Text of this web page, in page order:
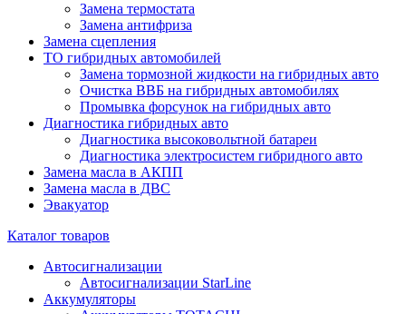
Замена термостата
Замена антифриза
Замена сцепления
ТО гибридных автомобилей
Замена тормозной жидкости на гибридных авто
Очистка ВВБ на гибридных автомобилях
Промывка форсунок на гибридных авто
Диагностика гибридных авто
Диагностика высоковольтной батареи
Диагностика электросистем гибридного авто
Замена масла в АКПП
Замена масла в ДВС
Эвакуатор
Каталог товаров
Автосигнализации
Автосигнализации StarLine
Аккумуляторы